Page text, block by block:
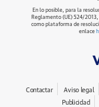
En lo posible, para la
Reglamento (UE) 524/
como plataforma de
enlace
Contactar Aviso legal
Publicidad